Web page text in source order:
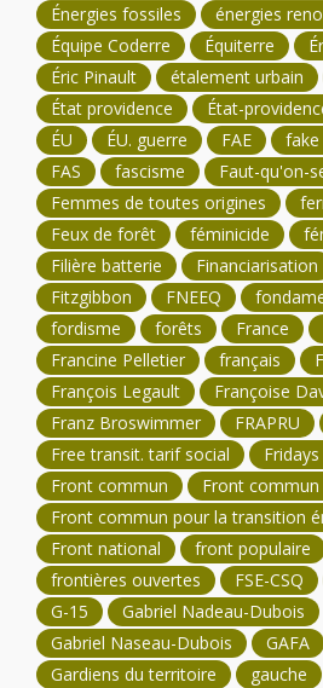
Énergies fossiles
énergies
Équipe Coderre
Équiterre
Éric Pinault
étalement urbain
État providence
État-
ÉU
ÉU. guerre FAE fake
FAS
fascisme Faut-qu'on-
Femmes de toutes origines
Feux de forêt
féminicide
Filière batterie
Financiarisation
Fitzgibbon
FNEEQ
fordisme
forêts France
Francine Pelletier
français
François Legault
Françoise
Franz Broswimmer
FRAPRU
Free transit. tarif social
Front commun
Front commun
Front commun pour la transition
Front national
front populaire
frontières ouvertes
FSE-CSQ
G-15
Gabriel Nadeau-Dubois
Gabriel Naseau-Dubois
GAFA
Gardiens du territoire
gauche